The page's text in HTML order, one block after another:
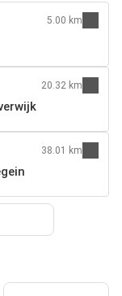
5.00 km
20.32 km
38.01 km